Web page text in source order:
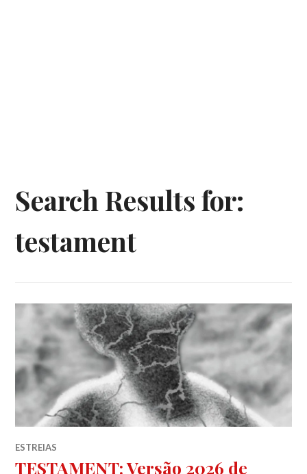
Search Results for:
testament
ESTREIAS
TESTAMENT: Versão 2026 de